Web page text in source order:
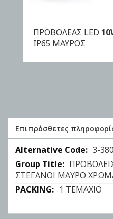
ΠΡΟΒΟΛΕΑΣ LED
IP65 ΜΑΥΡΟΣ
ΑΓΟΡΑ
Επιπρόσθετες
Επιπρόσθετες
πληροφορίες
3-
ΣΤΕΓΑΝΟΙ ΜΑΥΡΟ
1 ΤΕΜΑΧΙΟ